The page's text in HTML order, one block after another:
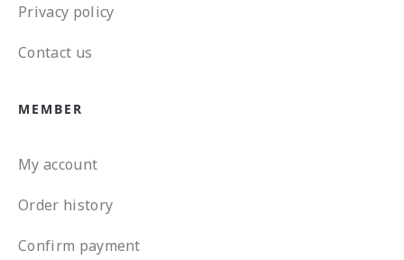
Privacy policy
Contact us
MEMBER
My account
Order history
Confirm payment